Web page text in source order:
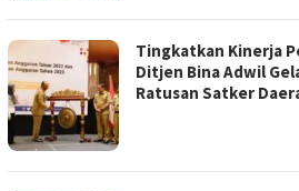
Tingkatkan Kinerja
Ditjen Bina Adwil
Ratusan Satker